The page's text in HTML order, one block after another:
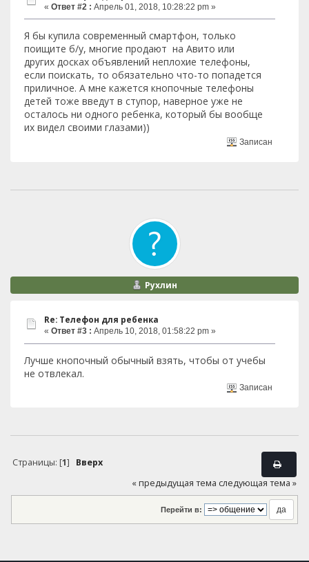
« Ответ #2 : Апрель 01, 2018, 10:28:22 pm »
Я бы купила современный смартфон, только
поищите б/у, многие продают на Авито или
других досках объявлений неплохие телефоны,
если поискать, то обязательно что-то попадется
приличное. А мне кажется кнопочные телефоны
детей тоже введут в ступор, наверное уже не
осталось ни одного ребенка, который бы вообще
их видел своими глазами))
Записан
Рухлин
Re: Телефон для ребенка
« Ответ #3 : Апрель 10, 2018, 01:58:22 pm »
Лучше кнопочный обычный взять, чтобы от учебы
не отвлекал.
Записан
Страницы: [1] Вверх
« предыдущая тема следующая тема »
Перейти в: